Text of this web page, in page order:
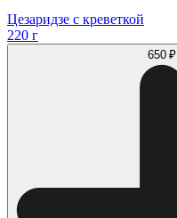
Цезаридзе с креветкой
220 г
650 ₽